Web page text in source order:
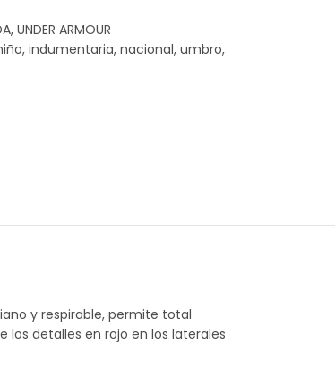
, UNDER ARMOUR
, indumentaria, nacional, umbro,
y respirable, permite total
detalles en rojo en los laterales